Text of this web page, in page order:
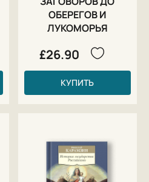
ОБЕРЕГОВ И
ЛУКОМОРЬЯ
£26.90
КУПИТЬ